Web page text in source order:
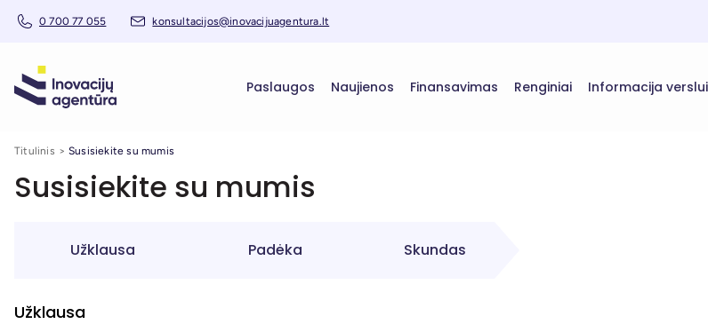
0 700 77 055 konsultacijos@inovacijuagentura.lt
Paslaugos Naujienos Finansavimas Renginiai Informacija verslui
Titulinis Susisiekite su mumis
Susisiekite su mumis
Užklausa Padėka Skundas
Užklausa